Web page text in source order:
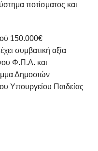
ποτίσματος και
150.000€
συμβατική αξία
Φ.Π.Α. και
Δημοσιών
Υπουργείου Παιδείας